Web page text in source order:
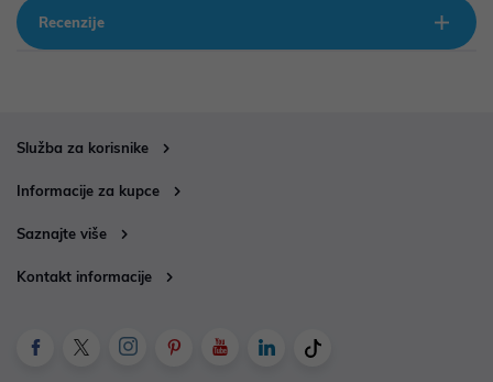
Recenzije
Služba za korisnike
Informacije za kupce
Saznajte više
Kontakt informacije